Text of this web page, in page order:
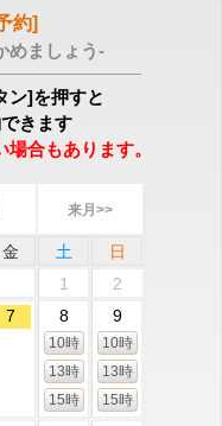
約]
めましょう-
ン]を押すと
きます
合もあります。
来月>>
金 土
日
1
2
7 8
10時
13時
15時
9
10時
13時
15時